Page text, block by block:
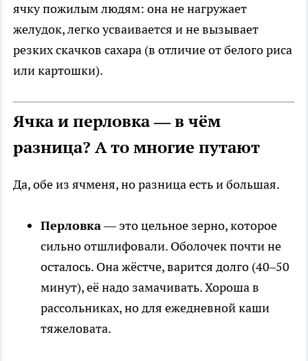
ячку пожилым людям: она не нагружает
желудок, легко усваивается и не вызывает
резких скачков сахара (в отличие от белого риса
или картошки).
Ячка и перловка — в чём
разница? А то многие путают
Да, обе из ячменя, но разница есть и большая.
Перловка— это цельное зерно, которое
сильно отшлифовали. Оболочек почти не
осталось. Она жёстче, варится долго (40–50
минут), её надо замачивать. Хороша в
рассольниках, но для ежедневной каши
тяжеловата.